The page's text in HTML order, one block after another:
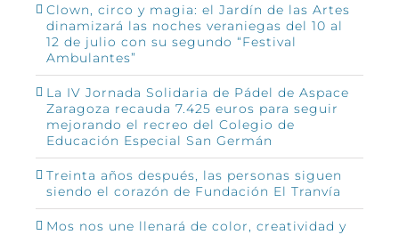
Clown, circo y magia: el Jardín de las Artes
dinamizará las noches veraniegas del 10 al
12 de julio con su segundo “Festival
Ambulantes”
La IV Jornada Solidaria de Pádel de Aspace
Zaragoza recauda 7.425 euros para seguir
mejorando el recreo del Colegio de
Educación Especial San Germán
Treinta años después, las personas siguen
siendo el corazón de Fundación El Tranvía
Mos nos une llenará de color, creatividad y